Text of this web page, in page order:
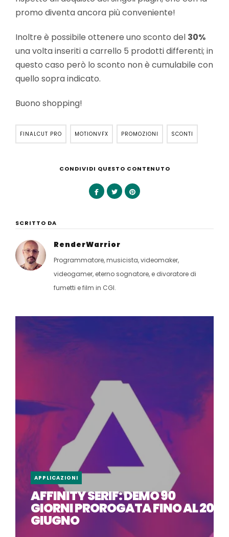
promo diventa ancora più conveniente!
Inoltre è possibile ottenere uno sconto del 30%
una volta inseriti a carrello 5 prodotti differenti; in
questo caso però lo sconto non è cumulabile con
quello sopra indicato.
Buono shopping!
FINALCUT PRO MOTIONVFX PROMOZIONI SCONTI
CONDIVIDI QUESTO CONTENUTO
SCRITTO DA
RenderWarrior
Programmatore, musicista, videomaker,
videogamer, eterno sognatore, e divoratore di
fumetti e film in CGI.
APPLICAZIONI
AFFINITY SERIF: DEMO 90
GIORNI PROROGATA FINO AL 20
GIUGNO